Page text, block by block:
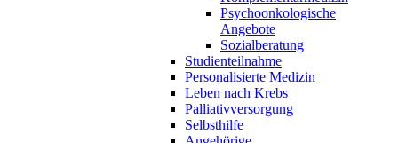
Psychoonkologische
Angebote
Sozialberatung
Studienteilnahme
Personalisierte Medizin
Leben nach Krebs
Palliativversorgung
Selbsthilfe